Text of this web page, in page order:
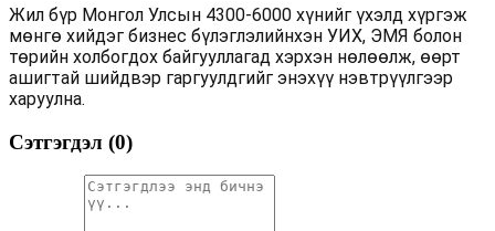
Жил бүр Монгол Улсын 4300-6000 хүнийг үхэлд хүргэж
мөнгө хийдэг бизнес бүлэглэлийнхэн УИХ, ЭМЯ болон
төрийн холбогдох байгууллагад хэрхэн нөлөөлж, өөрт
ашигтай шийдвэр гаргуулдгийг энэхүү нэвтрүүлгээр
харуулна.
Сэтгэгдэл (0)